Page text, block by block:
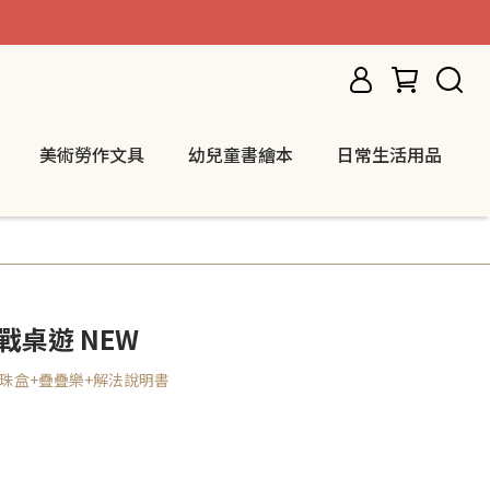
美術勞作文具 幼兒童書繪本 日常生活用品
桌遊 NEW
盒+疊疊樂+解法說明書